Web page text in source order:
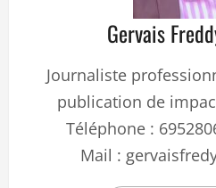
Gervais
Journaliste
publication de
Téléphone :
Mail :